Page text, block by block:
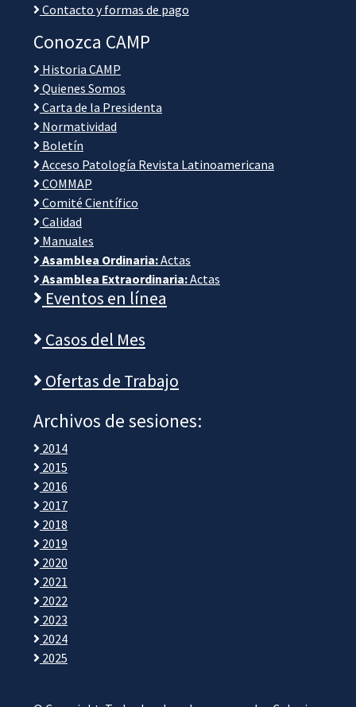
Contacto y formas de pago
Conozca CAMP
Historia CAMP
Quienes Somos
Carta de la Presidenta
Normatividad
Boletín
Acceso Patología Revista Latinoamericana
COMMAP
Comité Científico
Calidad
Manuales
Asamblea Ordinaria:Actas
Asamblea Extraordinaria:Actas
Eventos en línea
Casos del Mes
Ofertas de Trabajo
Archivos de sesiones:
2014
2015
2016
2017
2018
2019
2020
2021
2022
2023
2024
2025